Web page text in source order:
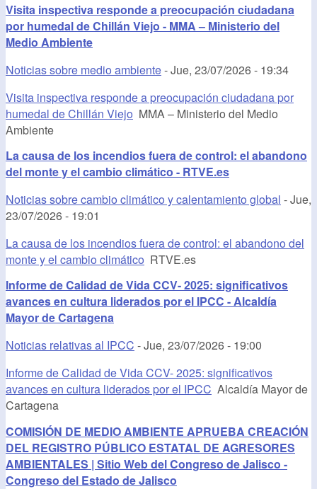
Visita inspectiva responde a preocupación ciudadana
por humedal de Chillán Viejo - MMA – Ministerio del
Medio Ambiente
Noticias sobre medio ambiente-Jue, 23/07/2026 - 19:34
Visita inspectiva responde a preocupación ciudadana por
humedal de Chillán Viejo MMA – Ministerio del Medio
Ambiente
La causa de los incendios fuera de control: el abandono
del monte y el cambio climático - RTVE.es
Noticias sobre cambio climático y calentamiento global -Jue,
23/07/2026 - 19:01
La causa de los incendios fuera de control: el abandono del
monte y el cambio climático RTVE.es
Informe de Calidad de Vida CCV- 2025: significativos
avances en cultura liderados por el IPCC - Alcaldía
Mayor de Cartagena
Noticias relativas al IPCC -Jue, 23/07/2026 - 19:00
Informe de Calidad de Vida CCV- 2025: significativos
avances en cultura liderados por el IPCC Alcaldía Mayor de
Cartagena
COMISIÓN DE MEDIO AMBIENTE APRUEBA CREACIÓN
DEL REGISTRO PÚBLICO ESTATAL DE AGRESORES
AMBIENTALES | Sitio Web del Congreso de Jalisco -
Congreso del Estado de Jalisco